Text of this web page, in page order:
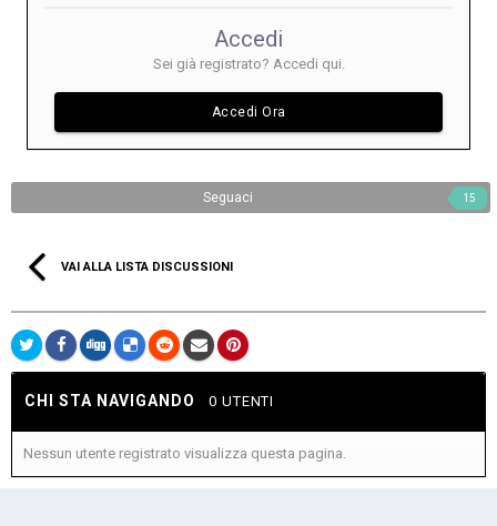
Accedi
Sei già registrato? Accedi qui.
Accedi Ora
Seguaci 15
VAI ALLA LISTA DISCUSSIONI
CHI STA NAVIGANDO 0 UTENTI
Nessun utente registrato visualizza questa pagina.